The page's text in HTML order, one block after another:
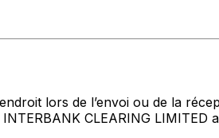
lors de l’envoi ou de la
CLEARING